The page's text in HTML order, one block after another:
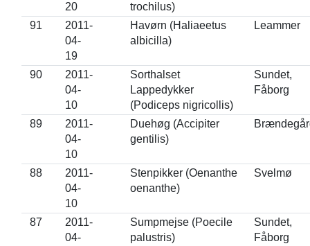
20
trochilus)
91
2011-
04-
19
Havørn (Haliaeetus
albicilla)
Leammer
90
2011-
04-
10
Sorthalset
Lappedykker
(Podiceps nigricollis)
Sundet,
Fåborg
89
2011-
04-
10
Duehøg (Accipiter
gentilis)
88
2011-
04-
10
Stenpikker (Oenanthe
oenanthe)
Svelmø
87
2011-
04-
Sumpmejse (Poecile
palustris)
Sundet,
Fåborg